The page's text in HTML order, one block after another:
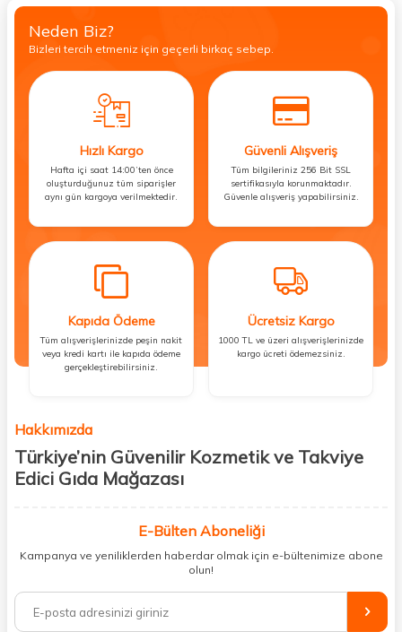
Neden Biz?
Bizleri tercih etmeniz için geçerli birkaç sebep.
Hızlı Kargo
Hafta içi saat 14:00’ten önce
oluşturduğunuz tüm siparişler
aynı gün kargoya verilmektedir.
Güvenli Alışveriş
Tüm bilgileriniz 256 Bit SSL
sertifikasıyla korunmaktadır.
Güvenle alışveriş yapabilirsiniz.
Kapıda Ödeme
Tüm alışverişlerinizde peşin nakit
veya kredi kartı ile kapıda ödeme
gerçekleştirebilirsiniz.
Ücretsiz Kargo
1000 TL ve üzeri alışverişlerinizde
kargo ücreti ödemezsiniz.
Hakkımızda
Türkiye’nin Güvenilir Kozmetik ve Takviye
Edici Gıda Mağazası
kişisel bakım hem de takviye edici gıda ürünlerini sizlerle
buluşturuyoruz. Artık mağaza mağaza dolaşmanıza gerek yok;
ihtiyacınız olan her şeyi tek bir çatı altında topluyor ve kapınıza kadar
%100 orijinal kozmetik ve sağlık ürünleriyle güzelliğinizi tamamlayabilir,
vücudunuzu desteklemek için güvenilir takviye edici gıdalara
E-Bülten Aboneliği
Kampanya ve yeniliklerden haberdar olmak için e-bültenimize abone
olun!